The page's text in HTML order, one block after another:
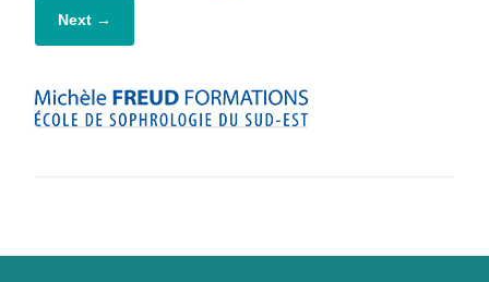
Next →